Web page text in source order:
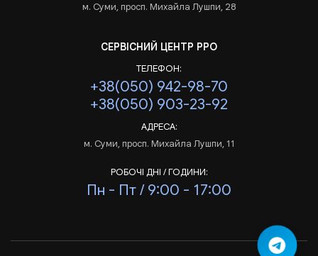
м. Суми, просп. Михайла Лушпи, 28
СЕРВІСНИЙ ЦЕНТР РРО
ТЕЛЕФОН:
+38(050) 942-98-70
+38(050) 903-23-92
АДРЕСА:
м. Суми, просп. Михайла Лушпи, 11
РОБОЧІ ДНІ / ГОДИНИ:
Пн - Пт / 9:00 - 17:00